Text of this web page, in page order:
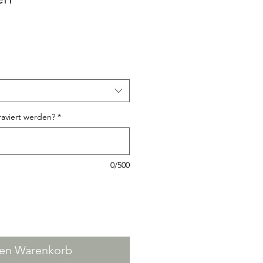
werden? *
0/500
Warenkorb